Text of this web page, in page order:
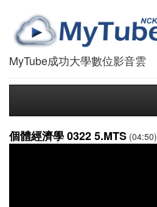
MyTube成功大學數位影音雲
個體經濟學 0322 5.MTS (04:50)